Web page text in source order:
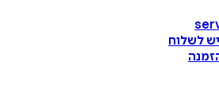
יש לשלוח